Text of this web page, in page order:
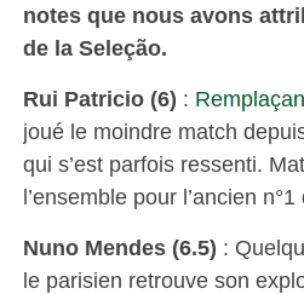
notes que nous avons
de la Seleção.
Rui Patricio (6) :
joué le moindre match
qui s’est parfois ressenti.
l’ensemble pour l’ancien
Nuno Mendes (6.5) :
le parisien retrouve son